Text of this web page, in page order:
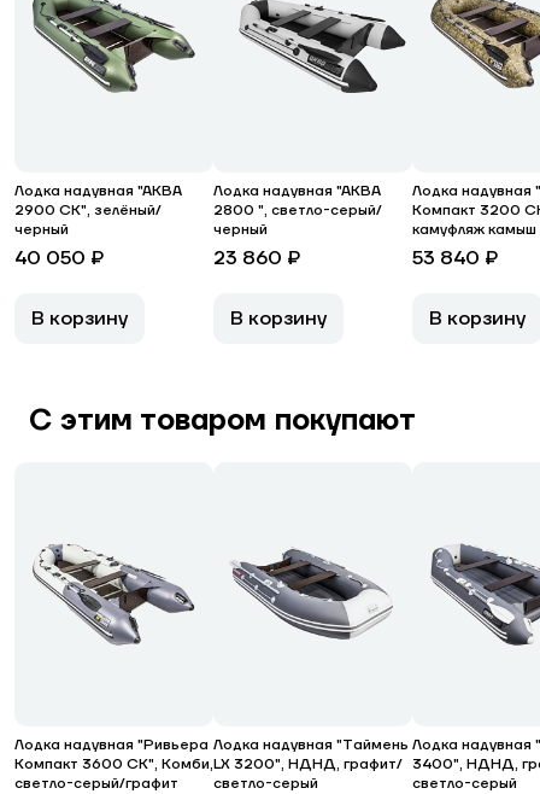
Лодка надувная "АКВА
2900 СК", зелёный/
черный
40 050 ₽
В корзину
Лодка надувная "АКВА
2800 ", светло-серый/
черный
23 860 ₽
В корзину
Лодка надувная
Компакт 3200
камуфляж камыш
53 840 ₽
В корзину
С этим товаром покупают
Лодка надувная "Ривьера
Компакт 3600 СК", Комби,
светло-серый/графит
Лодка надувная "Таймень
LX 3200", НДНД, графит/
светло-серый
Лодка надувная
3400", НДНД,
светло-серый